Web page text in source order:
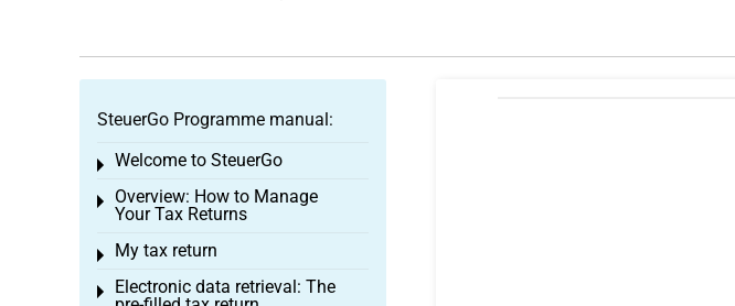
SteuerGo Programme manual:
Welcome to SteuerGo
Toggle menu
Overview: How to Manage
Your Tax Returns
Toggle menu
My tax return
Toggle menu
Electronic data retrieval: The
Toggle menu